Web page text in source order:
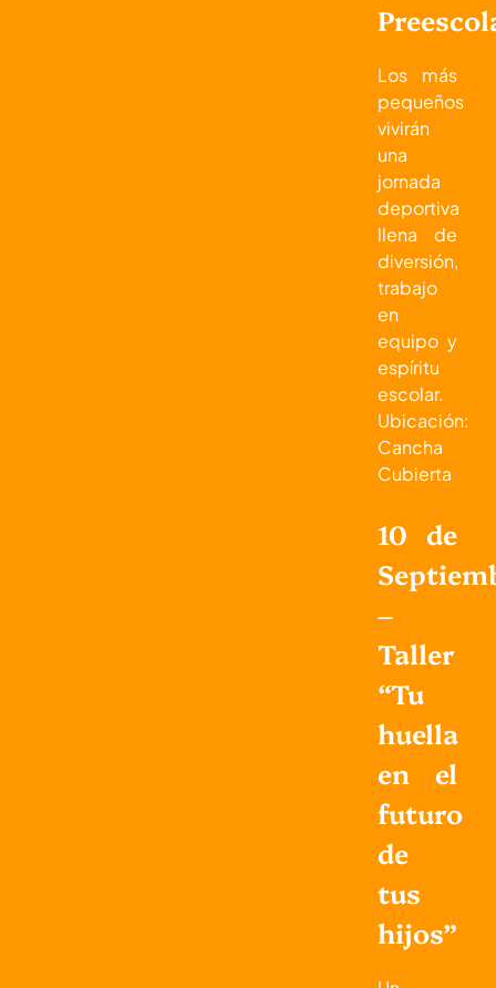
Los más
pequeños
vivirán
una
jornada
deportiva
llena de
diversión,
trabajo
en
equipo y
espíritu
escolar.
Ubicación:
Cancha
Cubierta
10 de
–
Taller
“Tu
huella
en el
futuro
de
tus
hijos”